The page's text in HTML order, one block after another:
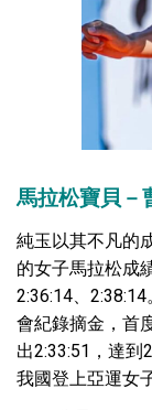
馬拉松寶貝－
純玉以其不凡的
的女子馬拉松成
2:36:14、
會紀錄摘金，首
出2:33:51，達到
我國登上亞運女